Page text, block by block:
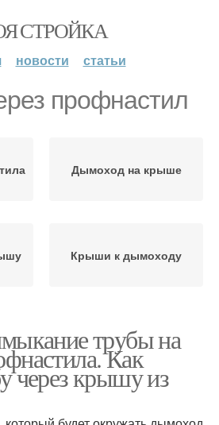
СТРОЙКА
новости статьи
профнастил
Дымоход на крыше
Крыши к дымоходу
трубы на
Как
через крышу из